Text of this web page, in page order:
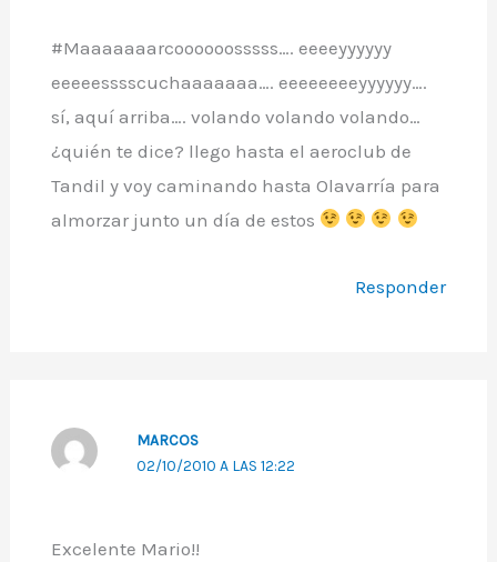
#Maaaaaaarcoooooosssss…. eeeeyyyyyy
eeeeesssscuchaaaaaaa…. eeeeeeeeyyyyyy….
sí, aquí arriba…. volando volando volando…
¿quién te dice? llego hasta el aeroclub de
Tandil y voy caminando hasta Olavarría para
almorzar junto un día de estos
Responder
MARCOS
02/10/2010 A LAS 12:22
Excelente Mario!!